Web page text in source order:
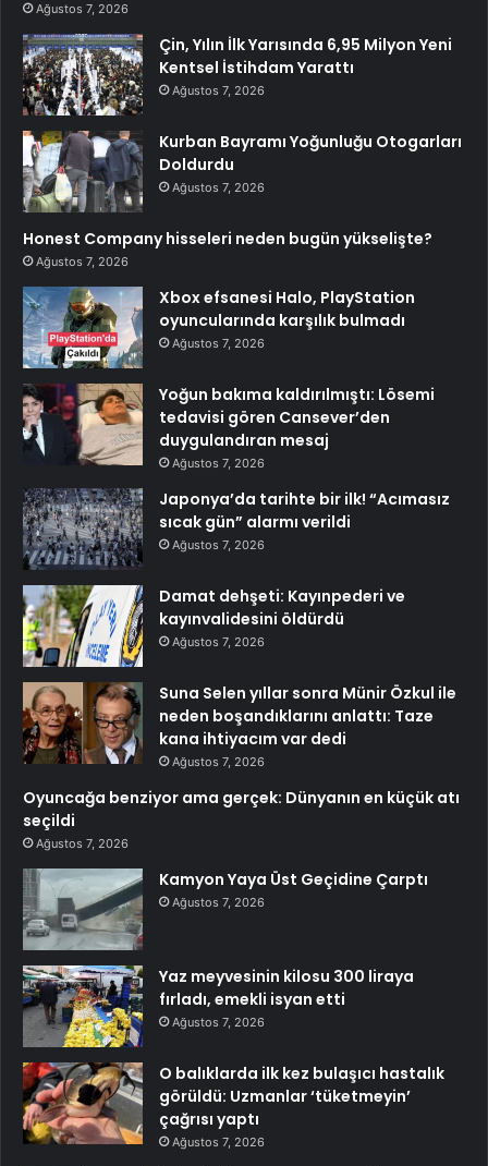
Ağustos 7, 2026
Çin, Yılın İlk Yarısında 6,95 Milyon Yeni
Kentsel İstihdam Yarattı
Ağustos 7, 2026
Kurban Bayramı Yoğunluğu Otogarları
Doldurdu
Ağustos 7, 2026
Honest Company hisseleri neden bugün yükselişte?
Ağustos 7, 2026
Xbox efsanesi Halo, PlayStation
oyuncularında karşılık bulmadı
Ağustos 7, 2026
Yoğun bakıma kaldırılmıştı: Lösemi
tedavisi gören Cansever’den
duygulandıran mesaj
Ağustos 7, 2026
Japonya’da tarihte bir ilk! “Acımasız
sıcak gün” alarmı verildi
Ağustos 7, 2026
Damat dehşeti: Kayınpederi ve
kayınvalidesini öldürdü
Ağustos 7, 2026
Suna Selen yıllar sonra Münir Özkul ile
neden boşandıklarını anlattı: Taze
kana ihtiyacım var dedi
Ağustos 7, 2026
Oyuncağa benziyor ama gerçek: Dünyanın en küçük atı
seçildi
Ağustos 7, 2026
Kamyon Yaya Üst Geçidine Çarptı
Ağustos 7, 2026
Yaz meyvesinin kilosu 300 liraya
fırladı, emekli isyan etti
Ağustos 7, 2026
O balıklarda ilk kez bulaşıcı hastalık
görüldü: Uzmanlar ‘tüketmeyin’
çağrısı yaptı
Ağustos 7, 2026